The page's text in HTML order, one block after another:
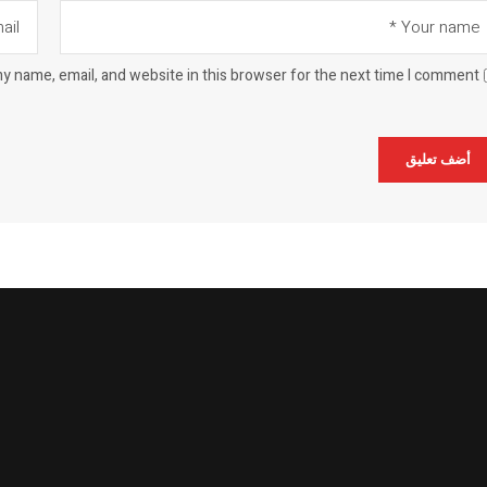
name, email, and website in this browser for the next time I comment.